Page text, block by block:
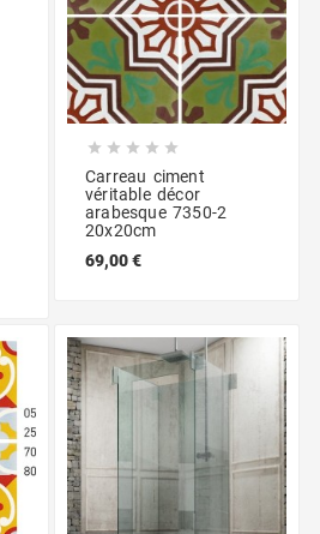
    
Carreau ciment
véritable décor
arabesque 7350-2
20x20cm
69,00 €